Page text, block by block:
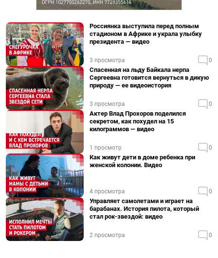
Россиянка выступила перед полным
стадионом в Африке и украла улыбку
президента — видео
3 просмотра 0
Спасенная на льду Байкала нерпа
Сергеевна готовится вернуться в дикую
природу — ее видеоистория
3 просмотра 0
Актер Влад Прохоров поделился
секретом, как похудел на 15
килограммов — видео
1 просмотр 0
Как живут дети в доме ребенка при
женской колонии. Видео
4 просмотра 0
Управляет самолетами и играет на
барабанах. История пилота, который
стал рок-звездой: видео
2 просмотра 0